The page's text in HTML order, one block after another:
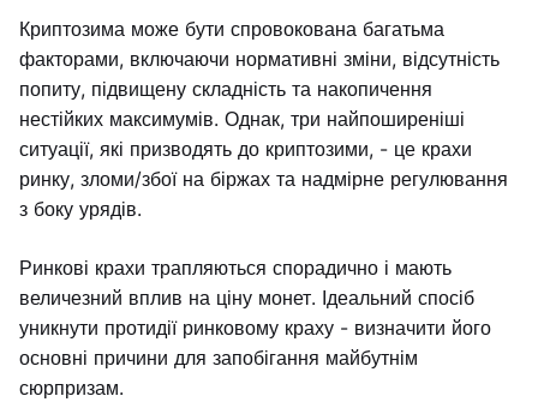
Криптозима може бути спровокована багатьма
факторами, включаючи нормативні зміни, відсутність
попиту, підвищену складність та накопичення
нестійких максимумів. Однак, три найпоширеніші
ситуації, які призводять до криптозими, - це крахи
ринку, зломи/збої на біржах та надмірне регулювання
з боку урядів.
Ринкові крахи трапляються спорадично і мають
величезний вплив на ціну монет. Ідеальний спосіб
уникнути протидії ринковому краху - визначити його
основні причини для запобігання майбутнім
сюрпризам.